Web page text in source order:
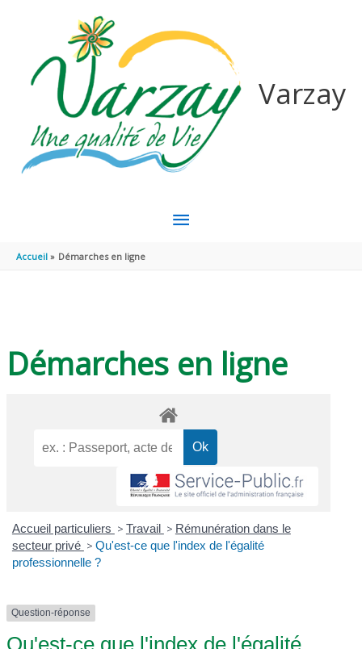
Varzay
MENU
Accueil Démarches en ligne
Démarches en ligne
Accueil particuliers > Travail > Rémunération dans le
secteur privé > Qu'est-ce que l'index de l'égalité
professionnelle ?
Question-réponse
Qu'est-ce que l'index de l'égalité